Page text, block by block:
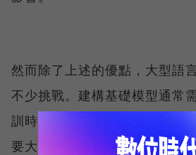
然而除了上述的優點，大型語
不少挑戰。建構基礎模型通常
訓時間和數百萬美元，後續地
要大量的資金。而且LLM除了